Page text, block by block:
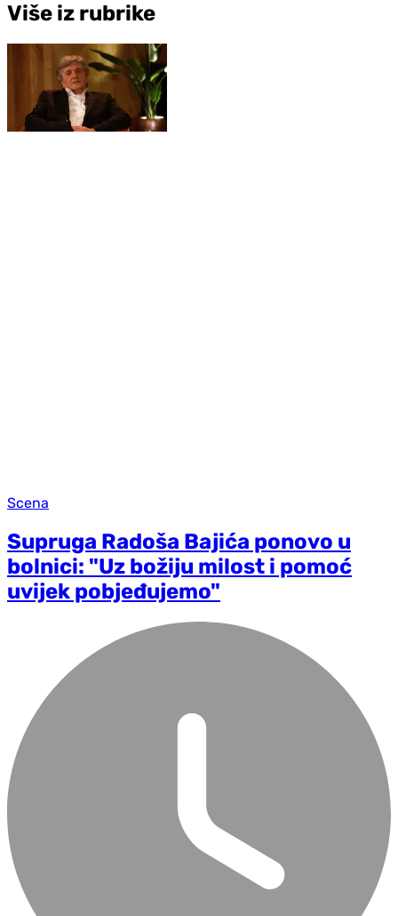
Više iz rubrike
Scena
Supruga Radoša Bajića ponovo u
bolnici: "Uz božiju milost i pomoć
uvijek pobjeđujemo"